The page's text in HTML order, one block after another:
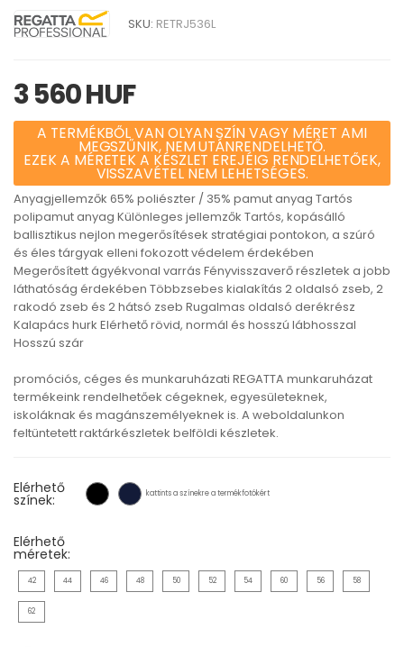
SKU: RETRJ536L
3 560 HUF
A TERMÉKBŐL VAN OLYAN SZÍN VAGY MÉRET AMI
MEGSZŰNIK, NEM UTÁNRENDELHETŐ.
EZEK A MÉRETEK A KÉSZLET EREJÉIG RENDELHETŐEK,
VISSZAVÉTEL NEM LEHETSÉGES.
Anyagjellemzők 65% poliészter / 35% pamut anyag Tartós
polipamut anyag Különleges jellemzők Tartós, kopásálló
ballisztikus nejlon megerősítések stratégiai pontokon, a szúró
és éles tárgyak elleni fokozott védelem érdekében
Megerősített ágyékvonal varrás Fényvisszaverő részletek a jobb
láthatóság érdekében Többzsebes kialakítás 2 oldalsó zseb, 2
rakodó zseb és 2 hátsó zseb Rugalmas oldalsó derékrész
Kalapács hurk Elérhető rövid, normál és hosszú lábhosszal
Hosszú szár
promóciós, céges és munkaruházati REGATTA munkaruházat
termékeink rendelhetőek cégeknek, egyesületeknek,
iskoláknak és magánszemélyeknek is. A weboldalunkon
feltüntetett raktárkészletek belföldi készletek.
Elérhető
színek: kattints a színekre a termékfotókért
Elérhető
méretek:
42 44 46 48 50 52 54 60 56 58
62